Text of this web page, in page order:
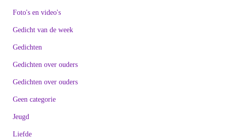
Foto's en video's
Gedicht van de week
Gedichten
Gedichten over ouders
Gedichten over ouders
Geen categorie
Jeugd
Liefde